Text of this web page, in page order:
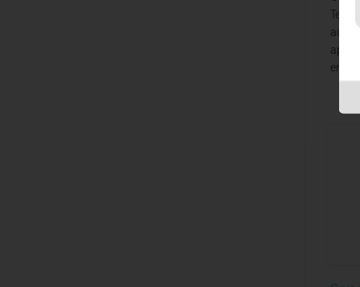
en